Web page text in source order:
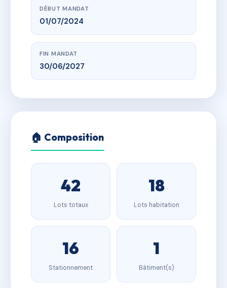
DÉBUT MANDAT
01/07/2024
FIN MANDAT
30/06/2027
🏠 Composition
42
Lots totaux
18
Lots habitation
16
Stationnement
1
Bâtiment(s)